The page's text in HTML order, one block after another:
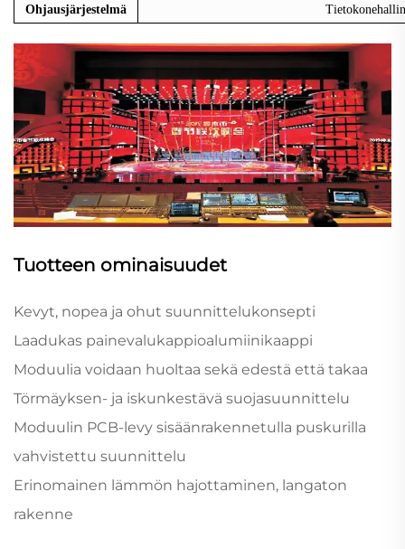
Ohjausjärjestelmä
Tuotteen ominaisuudet
Kevyt, nopea ja ohut suunnittelukonsepti
Laadukas painevalukappioalumiinikaappi
Moduulia voidaan huoltaa sekä edestä että takaa
Törmäyksen- ja iskunkestävä suojasuunnittelu
Moduulin PCB-levy sisäänrakennetulla puskurilla
vahvistettu suunnittelu
Erinomainen lämmön hajottaminen, langaton
rakenne